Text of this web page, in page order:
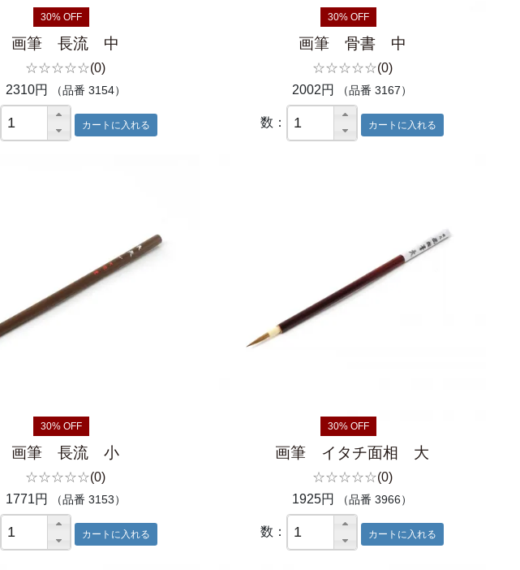
30% OFF
画筆 長流 中
☆☆☆☆☆(0)
2310円
（品番 3154）
30% OFF
画筆 骨書 中
☆☆☆☆☆(0)
2002円
（品番 3167）
数：
30% OFF
画筆 長流 小
☆☆☆☆☆(0)
1771円
（品番 3153）
30% OFF
画筆 イタチ面相 大
☆☆☆☆☆(0)
1925円
（品番 3966）
数：